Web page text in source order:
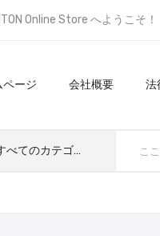
Online Store へようこそ！
ページ 会社概要 法
すべてのカテゴリ